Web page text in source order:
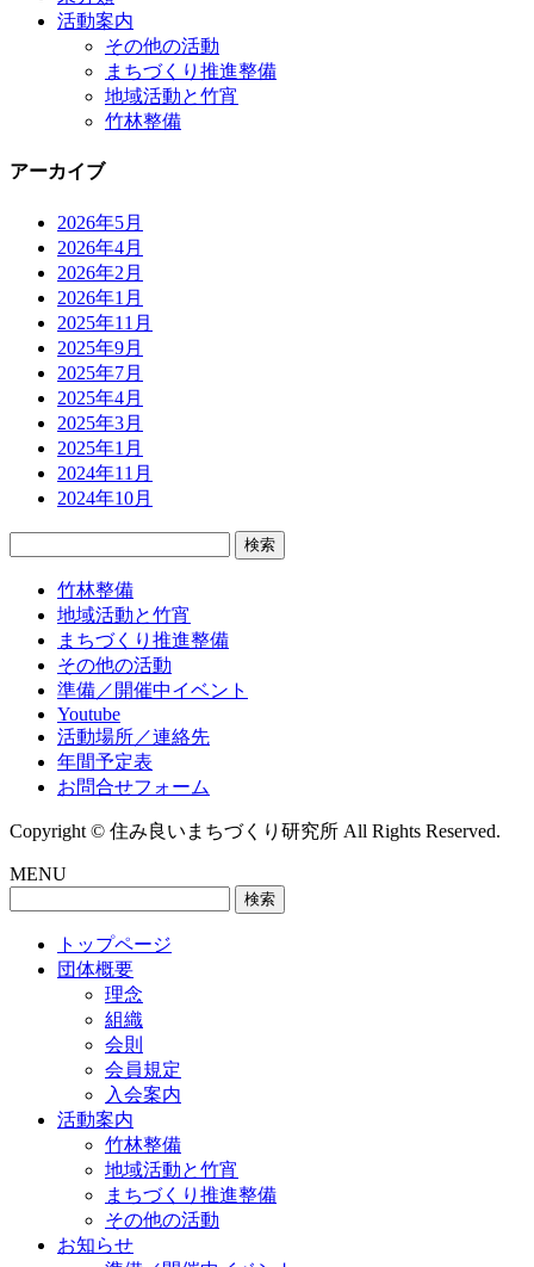
活動案内
その他の活動
まちづくり推進整備
地域活動と竹宵
竹林整備
アーカイブ
2026年5月
2026年4月
2026年2月
2026年1月
2025年11月
2025年9月
2025年7月
2025年4月
2025年3月
2025年1月
2024年11月
2024年10月
竹林整備
地域活動と竹宵
まちづくり推進整備
その他の活動
準備／開催中イベント
Youtube
活動場所／連絡先
年間予定表
お問合せフォーム
Copyright © 住み良いまちづくり研究所 All Rights Reserved.
MENU
トップページ
団体概要
理念
組織
会則
会員規定
入会案内
活動案内
竹林整備
地域活動と竹宵
まちづくり推進整備
その他の活動
お知らせ